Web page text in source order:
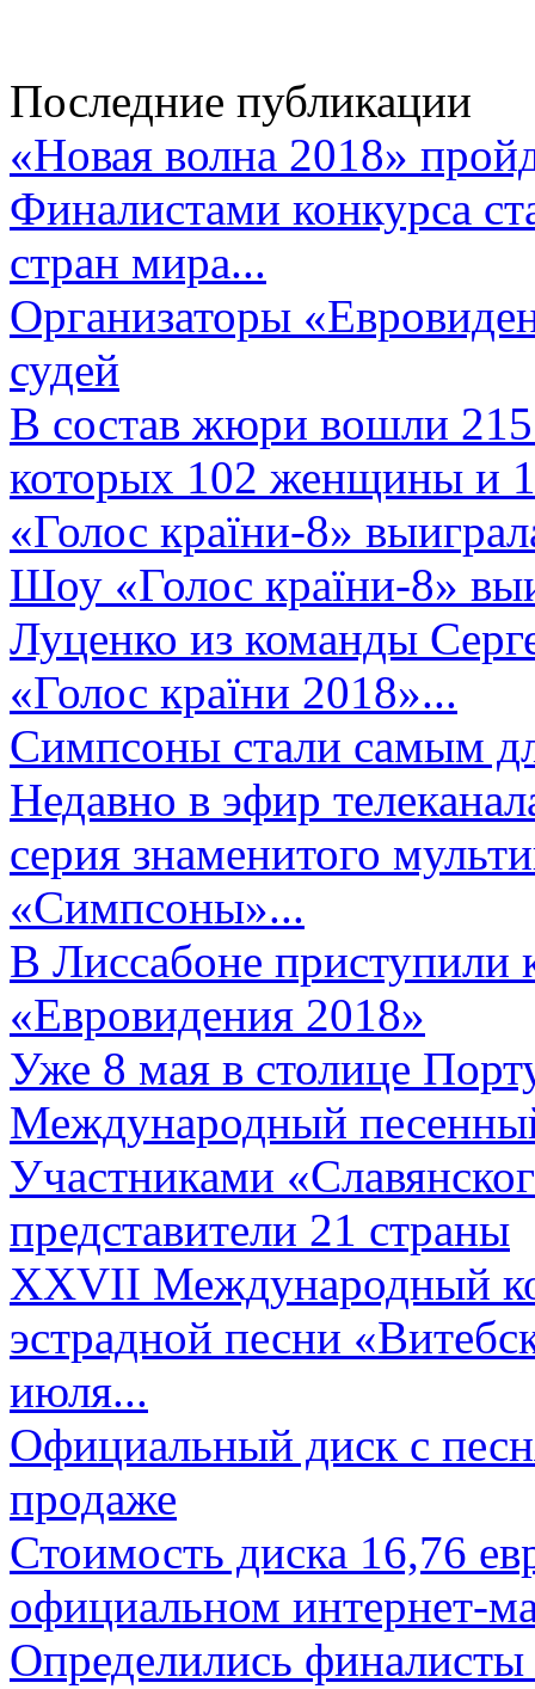
Последние публикации
«Новая волна 2018»
Финалистами конкурса
стран мира...
Организаторы
судей
В состав жюри вошли 215
которых 102 женщины и
«Голос країни-8»
Шоу «Голос країни-8»
Луценко из команды
«Голос країни 2018»...
Симпсоны стали самым
Недавно в эфир
серия знаменитого
«Симпсоны»...
В Лиссабоне приступили
«Евровидения 2018»
Уже 8 мая в столице
Международный
Участниками
представители 21 страны
XXVII Международный
эстрадной песни
июля...
Официальный диск с
продаже
Стоимость диска 16,76
официальном интернет-
Определились